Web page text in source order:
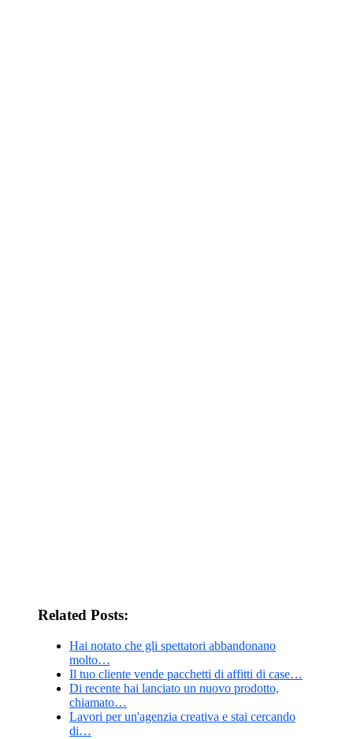
Related Posts:
Hai notato che gli spettatori abbandonano
molto…
Il tuo cliente vende pacchetti di affitti di case…
Di recente hai lanciato un nuovo prodotto,
chiamato…
Lavori per un'agenzia creativa e stai cercando
di…